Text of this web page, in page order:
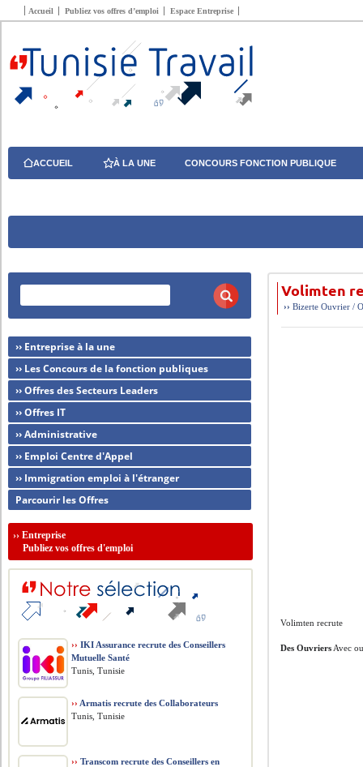
Accueil Publiez vos offres d’emploi Espace Entreprise
ACCUEIL À LA UNE CONCOURS FONCTION PUBLIQUE
››Bizerte Ouvrier /
Volimten recrute
Des Ouvriers Avec
›› Entreprise à la une
›› Les Concours de la fonction publiques
›› Offres des Secteurs Leaders
›› Offres IT
›› Administrative
›› Emploi Centre d'Appel
›› Immigration emploi à l'étranger
Parcourir les Offres
››Entreprise
Publiez vos offres d'emploi
›› IKI Assurance recrute des Conseillers
Mutuelle Santé
Tunis, Tunisie
›› Armatis recrute des Collaborateurs
Tunis, Tunisie
›› Transcom recrute des Conseillers en